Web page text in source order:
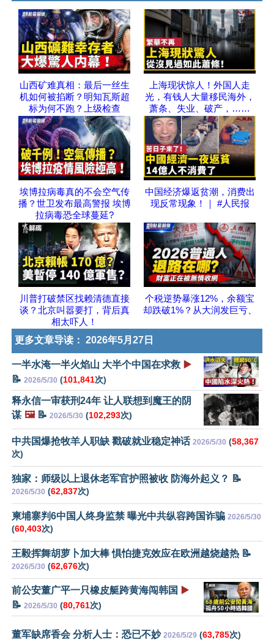
山西矿难真相：最后一丝生
机如何被掐断？明知瓦斯超
标为何不跑？上级检查
上海现状惊人！外国人走
光，有钱人大量移民海外，
萧条、失业、破产，……
埃博拉病毒真的不会空气传
播？世卫发布最高警报 埃博
拉病毒恐全球蔓延?
中国经济爆返贫潮，消费出
现反常现象！｜ #人民报
川普打破禁区找赖清德直接
谈？北京叫嚣要打，背后真
相太吓人！
个税逆势暴涨12%，余额宝
却跌破1%？从大润发巨亏、
更多文章导读： 2026年5月27日
一半水淹一半火焰山 大半个中国在求救 ▶️
📝 2026/5/30 (101,841次)
释永信一审获刑24年 让人联想到魔王的阴
谋 🖼️📝 2026/5/30 (102,293次)
中共国爆抢牧羊人职缺 戳破就业稳定神话 2026/5/30 (58,367
次)
独家：师级以上退休老军官护照被收 防海外起义？ 📝
2026/5/30 (62,837次)
柬埔寨判6中国人终身监禁 曝光中共纵容跨国诈骗 2026/5/30
(60,403次)
王毅挥舞胡萝卜加大棒 惧怕捷克效应在欧洲越烧越热 📝
2026/5/30 (62,676次)
前公安董广平一只橡皮艇跨黄海闯韩国 ▶️
📝 2026/5/30 (80,761次)
董军缺席香会 分析人士：恐已不妙 2026/5/29 (63,785次)